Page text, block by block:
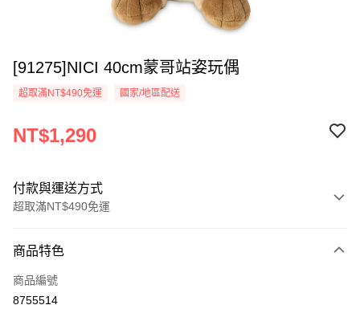
[91275]NICI 40cm蒙哥站姿玩偶
超取滿NT$490免運 國家/地區配送
NT$1,290
付款與運送方式
超取滿NT$490免運
信用卡一次付款
超商取貨付款
商品特色
商品編號
8755514